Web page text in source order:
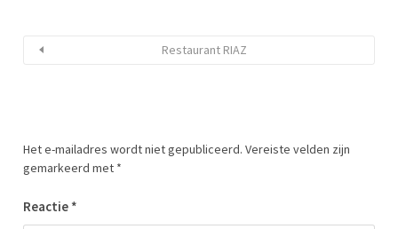
Restaurant RIAZ
Het e-mailadres wordt niet gepubliceerd. Vereiste velden zijn
gemarkeerd met *
Reactie *